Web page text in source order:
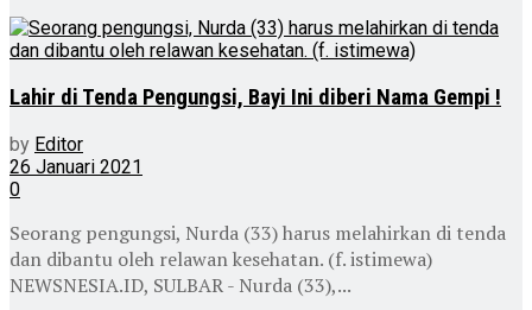
Lahir di Tenda Pengungsi, Bayi Ini diberi Nama Gempi !
by Editor
26 Januari 2021
0
Seorang pengungsi, Nurda (33) harus melahirkan di tenda
dan dibantu oleh relawan kesehatan. (f. istimewa)
NEWSNESIA.ID, SULBAR - Nurda (33),...